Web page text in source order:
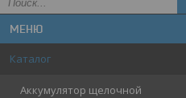
Каталог
Аккумулятор щелочной